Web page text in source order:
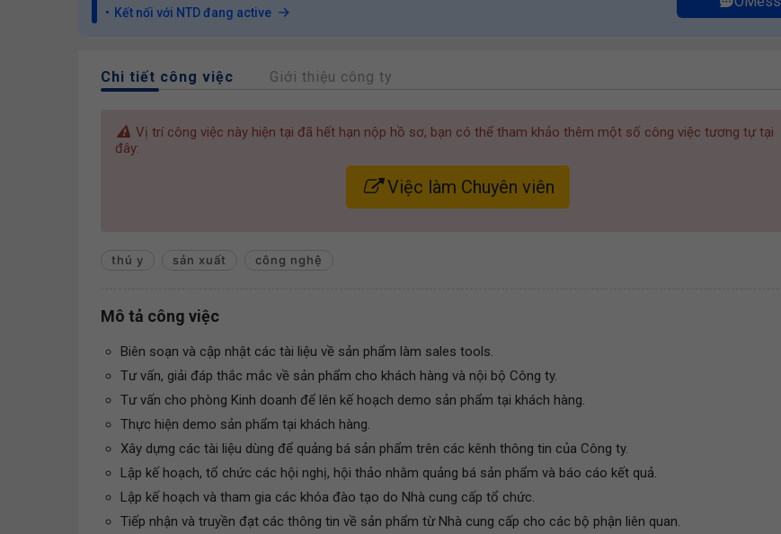
Kết nối với NTD đang active
Chi tiết công việc Giới thiệu công ty
Vị trí công việc này hiện tại đã hết hạn nộp hồ sơ, bạn có thể tham khảo thêm một số công việc tương tự tại
đây:
Việc làm Chuyên viên
thú y sản xuất công nghệ
Mô tả công việc
Biên soạn và cập nhật các tài liệu về sản phẩm làm sales tools.
Tư vấn, giải đáp thắc mắc về sản phẩm cho khách hàng và nội bộ Công ty.
Tư vấn cho phòng Kinh doanh để lên kế hoạch demo sản phẩm tại khách hàng.
Thực hiện demo sản phẩm tại khách hàng.
Xây dựng các tài liệu dùng để quảng bá sản phẩm trên các kênh thông tin của Công ty.
Lập kế hoạch, tổ chức các hội nghị, hội thảo nhằm quảng bá sản phẩm và báo cáo kết quả.
Lập kế hoạch và tham gia các khóa đào tạo do Nhà cung cấp tổ chức.
Tiếp nhận và truyền đạt các thông tin về sản phẩm từ Nhà cung cấp cho các bộ phận liên quan.